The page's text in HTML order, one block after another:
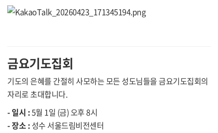
금요기도집회
기도의 은혜를 간절히 사모하는 모든 성도님들을 금요기도집회의
자리로 초대합니다.
- 일시 :5월 1일 (금) 오후 8시
- 장소 : 성수 서울드림비전센터